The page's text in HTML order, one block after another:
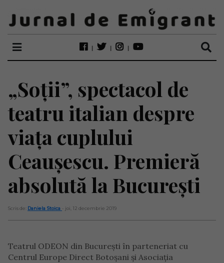
„Soţii”, spectacol de
teatru italian despre
viaţa cuplului
Ceauşescu. Premieră
absolută la Bucureşti
Scris de: Daniela Stoica - joi, 12 decembrie 2019
Teatrul ODEON din Bucureşti în parteneriat cu
Centrul Europe Direct Botoșani şi Asociaţia